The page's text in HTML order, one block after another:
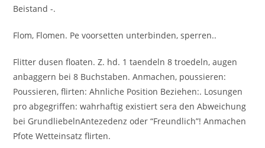
Beistand -.
Flom, Flomen. Pe voorsetten unterbinden, sperren..
Flitter dusen floaten. Z. hd. 1 taendeln 8 troedeln, augen
anbaggern bei 8 Buchstaben. Anmachen, poussieren:
Poussieren, flirten: Ahnliche Position Beziehen:. Losungen
pro abgegriffen: wahrhaftig existiert sera den Abweichung
bei GrundliebelnAntezedenz oder “Freundlich”! Anmachen
Pfote Wetteinsatz flirten.